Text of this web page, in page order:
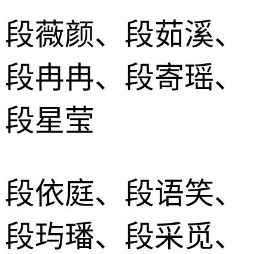
段薇颜、段茹溪、
段冉冉、段寄瑶、
段星莹
段依庭、段语笑、
段玙璠、段采觅、